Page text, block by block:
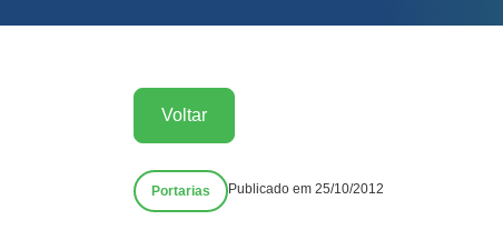
Voltar
Portarias Publicado em 25/10/2012